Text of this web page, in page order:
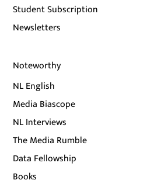
Student Subscription
Newsletters
Noteworthy
NL English
Media Biascope
NL Interviews
The Media Rumble
Data Fellowship
Books